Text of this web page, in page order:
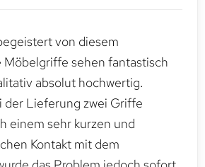
von diesem
sehen fantastisch
absolut hochwertig.
der Lieferung zwei Griffe
einem sehr kurzen und
Kontakt mit dem